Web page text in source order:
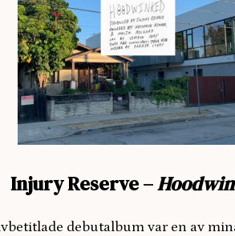
Injury Reserve –
debutalbum var en av